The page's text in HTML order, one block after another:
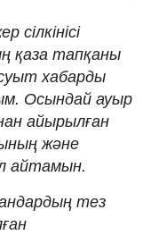
сілкінісі
қаза тапқаны
хабарды
Осындай ауыр
айырылған
және
айтамын.
тез